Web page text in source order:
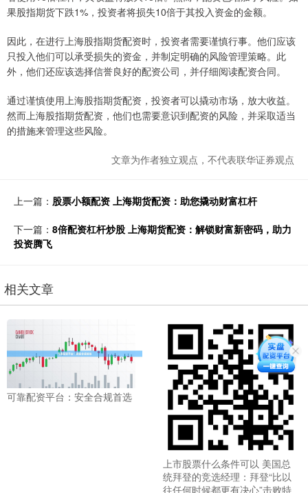
果股指期货下跌1%，投资者将损失10倍于其投入资金的金额。
因此，在进行上海股指期货配资时，投资者需要谨慎行事。他们应该
只投入他们可以承受损失的资金，并制定明确的风险管理策略。此
外，他们还应该选择信誉良好的配资公司，并仔细阅读配资合同。
通过谨慎使用上海股指期货配资，投资者可以撬动市场，放大收益。
然而上海股指期货配资，他们也需要意识到配资的风险，并采取适当
的措施来管理这些风险。
文章为作者独立观点，不代表联华证券观点
上一篇： 股票小额配资 上海期货配资：助您撬动财富杠杆
下一篇： 8倍配资杠杆炒股 上海期货配资：解锁财富新密码，助力
投资腾飞
相关文章
可靠配资平台：安全合规首选
上市股票什么条件可以 美国总
统拜登的竞选经理：拜登“比以
往任何时候都更有决心”击败特